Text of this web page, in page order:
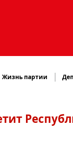
Жизнь партии